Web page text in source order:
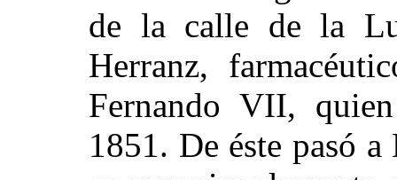
de la calle de la
Herranz,
Fernando VII,
1851. De éste pasó